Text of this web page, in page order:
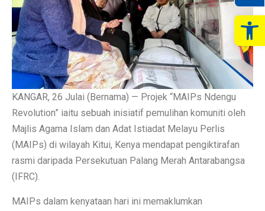
KANGAR, 26 Julai (Bernama) — Projek “MAIPs Ndengu
Revolution” iaitu sebuah inisiatif pemulihan komuniti oleh
Majlis Agama Islam dan Adat Istiadat Melayu Perlis
(MAIPs) di wilayah Kitui, Kenya mendapat pengiktirafan
rasmi daripada Persekutuan Palang Merah Antarabangsa
(IFRC).
MAIPs dalam kenyataan hari ini memaklumkan